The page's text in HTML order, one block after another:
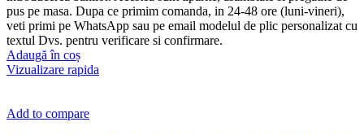
pus pe masa. Dupa ce primim comanda, in 24-48 ore (luni-vineri),
veti primi pe WhatsApp sau pe email modelul de plic personalizat cu
textul Dvs. pentru verificare si confirmare.
Adaugă în coș
Vizualizare rapida
Add to compare